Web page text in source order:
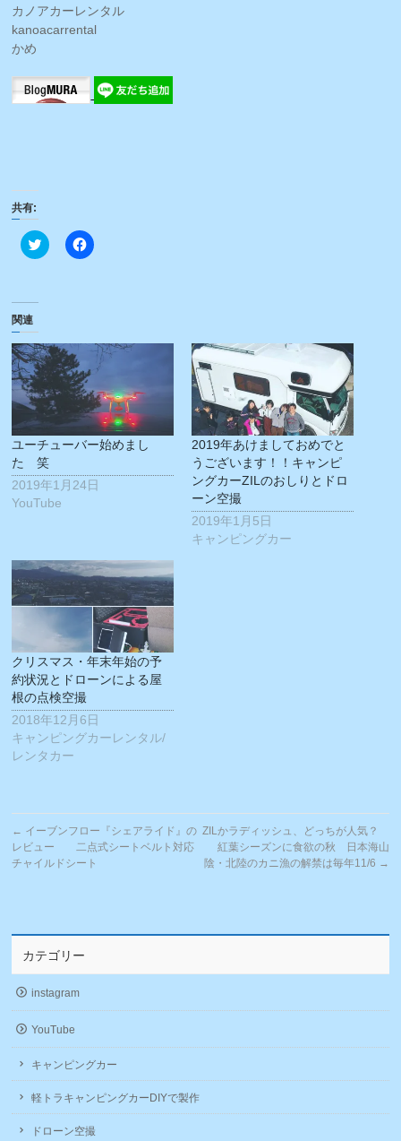
カノアカーレンタル
kanoacarrental
かめ
共有:
ク
リ
有
(新
し
い
ウ
ィ
ン
ウ
で
開
き
ま
す)
Facebook
で
リ
ッ
ク
し
て
く
だ
さ
い
(新
い
ウ
開
き
ま
す)
関連
ユーチューバー始めまし
た 笑
2019年1月24日
YouTube
2019年あけましておめでと
うございます！！キャンピ
ングカーZILのおしりとドロ
ーン空撮
2019年1月5日
キャンピングカー
クリスマス・年末年始の予
約状況とドローンによる屋
根の点検空撮
2018年12月6日
キャンピングカーレンタル/
レンタカー
← イーブンフロー『シェアライド』の
レビュー 二点式シートベルト対応
チャイルドシート
ZILかラディッシュ、どっちが人気？
紅葉シーズンに食欲の秋 日本海山
陰・北陸のカニ漁の解禁は毎年11/6 →
カテゴリー
instagram
YouTube
キャンピングカー
軽トラキャンピングカーDIYで製作
ドローン空撮